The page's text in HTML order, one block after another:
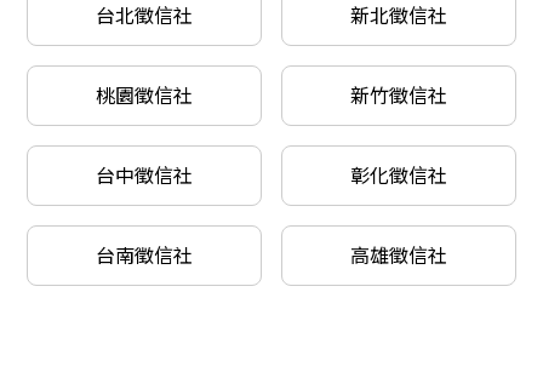
台北徵信社 新北徵信社
桃園徵信社 新竹徵信社
台中徵信社 彰化徵信社
台南徵信社 高雄徵信社